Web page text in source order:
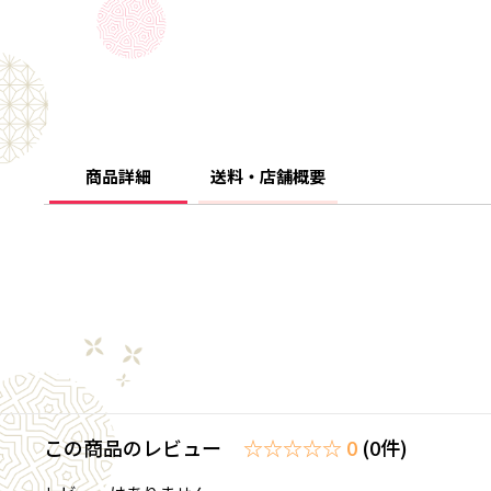
商品詳細 送料・店舗概要
この商品のレビュー ☆☆☆☆☆ 0 (0件)